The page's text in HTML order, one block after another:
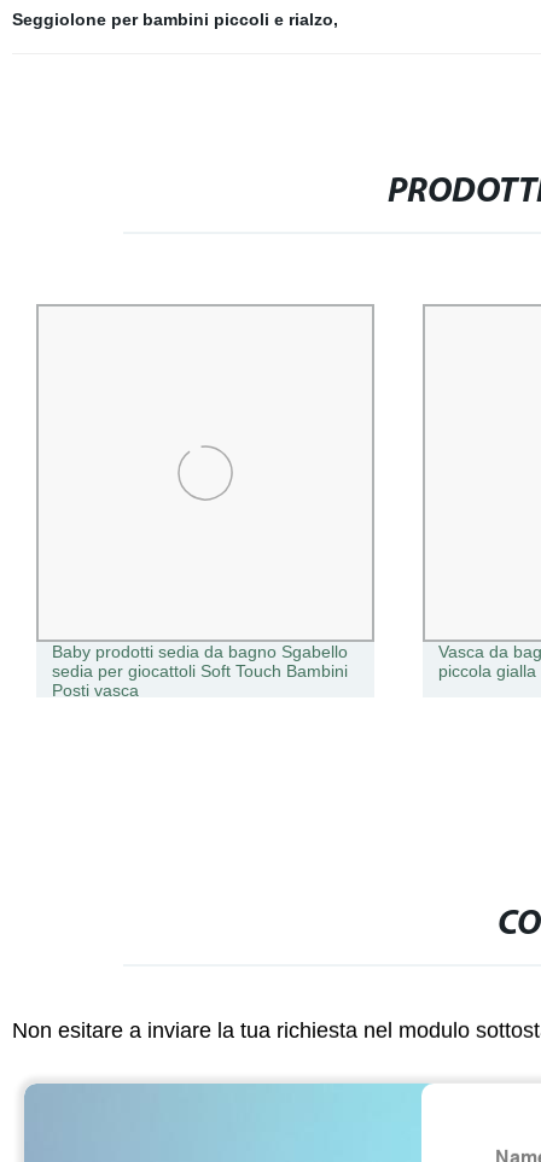
Seggiolone per bambini piccoli e rialzo,
Baby prodotti sedia da bagno Sgabello
sedia per giocattoli Soft Touch Bambini
Posti vasca
Vasca da
piccola
Non esitare a inviare la tua richiesta nel modulo